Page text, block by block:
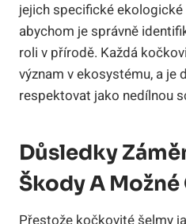
jejich specifické ekologické
abychom je správně
roli v přírodě. Každá
význam v ekosystému, a je
respektovat jako nedílnou
Důsledky
Škody A